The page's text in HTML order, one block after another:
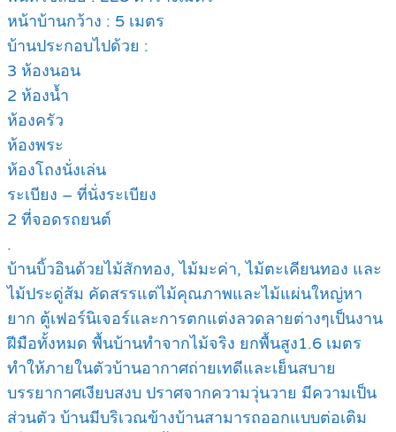
หน้าบ้านกว้าง : 5 เมตร
บ้านประกอบไปด้วย :
3 ห้องนอน
2 ห้องน้ำ
ห้องครัว
ห้องพระ
ห้องโถงนั่งเล่น
ระเบียง – ที่นั่งระเบียง
2 ที่จอดรถยนต์
.
บ้านบิ้วอินด้วยไม้สักทอง, ไม้มะค่า, ไม้ตะเคียนทอง และ
ไม้ประดู่ส้ม คัดสรรแต่ไม้คุณภาพและไม้แผ่นใหญ่หา
ยาก ตู้เฟอร์นิเจอร์และการตกแต่งลวดลายต่างๆเป็นงาน
ฝีมือทั้งหมด พื้นบ้านทำจากไม้จริง ยกพื้นสูง1.6 เมตร
ทำให้ภายในตัวบ้านอากาศถ่ายเทดีและเย็นสบาย
บรรยากาศเงียบสงบ ปราศจากความวุ่นวาย มีความเป็น
ส่วนตัว บ้านมีบริเวณข้างบ้านสามารถออกแบบต่อเติม